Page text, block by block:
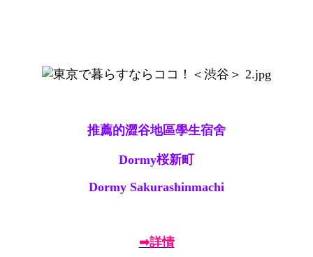
推薦的澀谷地區學生宿舍
Dormy桜新町
Dormy Sakurashinmachi
➡詳情